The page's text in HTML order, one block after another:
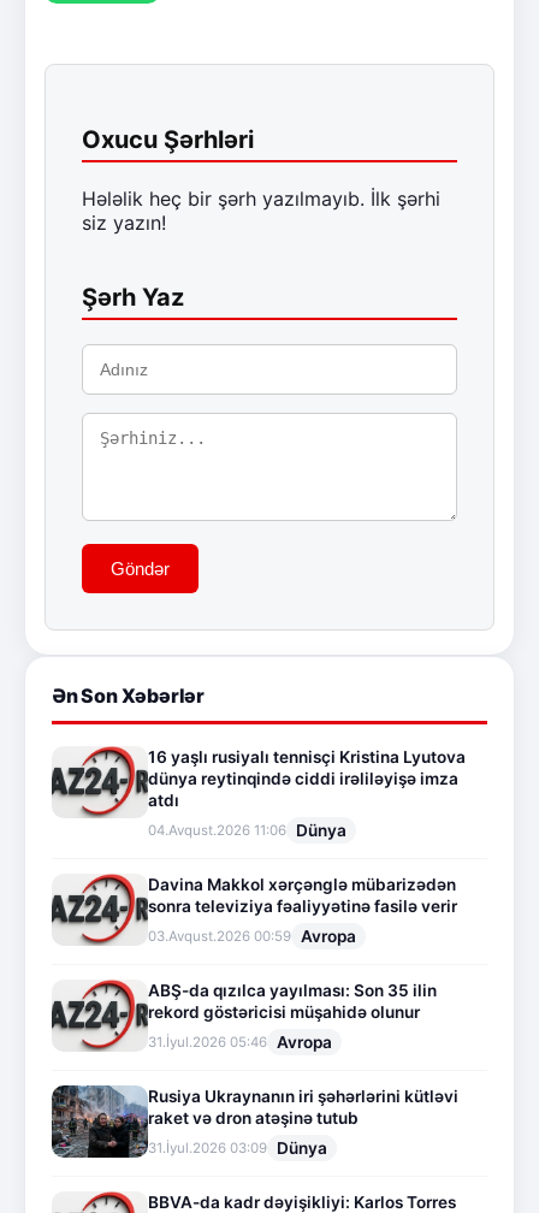
Oxucu Şərhləri
Hələlik heç bir şərh yazılmayıb. İlk şərhi
siz yazın!
Şərh Yaz
Göndər
Ən Son Xəbərlər
16 yaşlı rusiyalı tennisçi Kristina Lyutova
dünya reytinqində ciddi irəliləyişə imza
atdı
04.Avqust.2026 11:06 Dünya
Davina Makkol xərçənglə mübarizədən
sonra televiziya fəaliyyətinə fasilə verir
03.Avqust.2026 00:59 Avropa
ABŞ-da qızılca yayılması: Son 35 ilin
rekord göstəricisi müşahidə olunur
31.İyul.2026 05:46 Avropa
Rusiya Ukraynanın iri şəhərlərini kütləvi
raket və dron atəşinə tutub
31.İyul.2026 03:09 Dünya
BBVA-da kadr dəyişikliyi: Karlos Torres